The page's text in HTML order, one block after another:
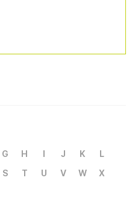
G H I J K
L
S T U V W
X